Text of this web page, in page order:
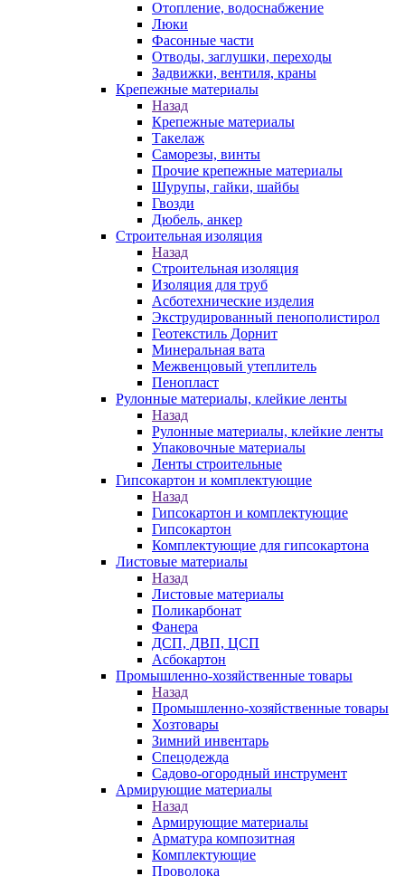
Отопление, водоснабжение
Люки
Фасонные части
Отводы, заглушки, переходы
Задвижки, вентиля, краны
Крепежные материалы
Назад
Крепежные материалы
Такелаж
Саморезы, винты
Прочие крепежные материалы
Шурупы, гайки, шайбы
Гвозди
Дюбель, анкер
Строительная изоляция
Назад
Строительная изоляция
Изоляция для труб
Асботехнические изделия
Экструдированный пенополистирол
Геотекстиль Дорнит
Минеральная вата
Межвенцовый утеплитель
Пенопласт
Рулонные материалы, клейкие ленты
Назад
Рулонные материалы, клейкие ленты
Упаковочные материалы
Ленты строительные
Гипсокартон и комплектующие
Назад
Гипсокартон и комплектующие
Гипсокартон
Комплектующие для гипсокартона
Листовые материалы
Назад
Листовые материалы
Поликарбонат
Фанера
ДСП, ДВП, ЦСП
Асбокартон
Промышленно-хозяйственные товары
Назад
Промышленно-хозяйственные товары
Хозтовары
Зимний инвентарь
Спецодежда
Садово-огородный инструмент
Армирующие материалы
Назад
Армирующие материалы
Арматура композитная
Комплектующие
Проволока